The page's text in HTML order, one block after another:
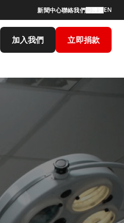
新聞中心聯絡我們 EN
加入我們 立即捐款